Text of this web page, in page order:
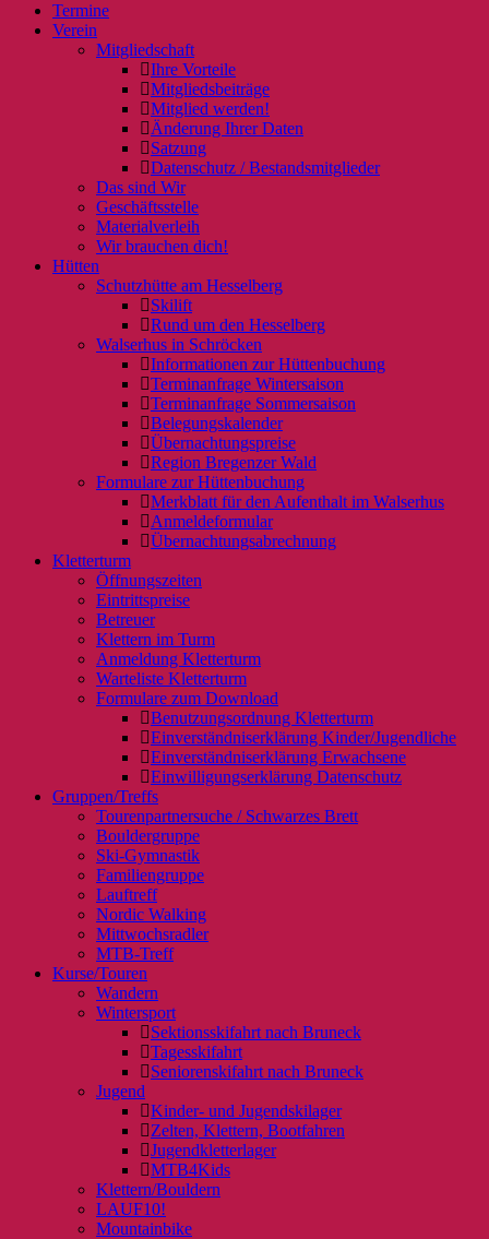
Termine
Verein
Mitgliedschaft
Ihre Vorteile
Mitgliedsbeiträge
Mitglied werden!
Änderung Ihrer Daten
Satzung
Datenschutz / Bestandsmitglieder
Das sind Wir
Geschäftsstelle
Materialverleih
Wir brauchen dich!
Hütten
Schutzhütte am Hesselberg
Skilift
Rund um den Hesselberg
Walserhus in Schröcken
Informationen zur Hüttenbuchung
Terminanfrage Wintersaison
Terminanfrage Sommersaison
Belegungskalender
Übernachtungspreise
Region Bregenzer Wald
Formulare zur Hüttenbuchung
Merkblatt für den Aufenthalt im Walserhus
Anmeldeformular
Übernachtungsabrechnung
Kletterturm
Öffnungszeiten
Eintrittspreise
Betreuer
Klettern im Turm
Anmeldung Kletterturm
Warteliste Kletterturm
Formulare zum Download
Benutzungsordnung Kletterturm
Einverständniserklärung Kinder/Jugendliche
Einverständniserklärung Erwachsene
Einwilligungserklärung Datenschutz
Gruppen/Treffs
Tourenpartnersuche / Schwarzes Brett
Bouldergruppe
Ski-Gymnastik
Familiengruppe
Lauftreff
Nordic Walking
Mittwochsradler
MTB-Treff
Kurse/Touren
Wandern
Wintersport
Sektionsskifahrt nach Bruneck
Tagesskifahrt
Seniorenskifahrt nach Bruneck
Jugend
Kinder- und Jugendskilager
Zelten, Klettern, Bootfahren
Jugendkletterlager
MTB4Kids
Klettern/Bouldern
LAUF10!
Mountainbike